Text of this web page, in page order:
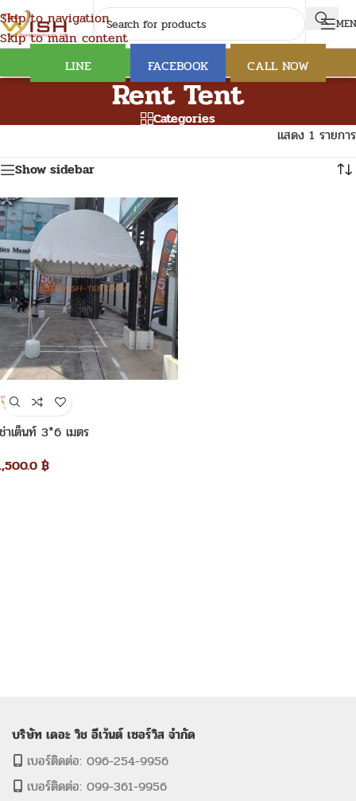
Skip to navigation
Skip to main content
LINE FACEBOOK CALL NOW
Rent Tent
Categories
แสดง 1 รายการ
Show sidebar
าเต็นท์ 3*6 เมตร
฿
บริษัท เดอะ วิช อีเว้นต์ เซอร์วิส จำกัด
เบอร์ติดต่อ: 096-254-9956
เบอร์ติดต่อ: 099-361-9956